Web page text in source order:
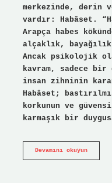
merkezinde, derin
vardır: Habâset.
Arapça habes
alçaklık,
Ancak psikolojik
kavram, sadece
insan zihninin
Habâset;
korkunun ve
karmaşık bir
Devamını okuyunHabâset